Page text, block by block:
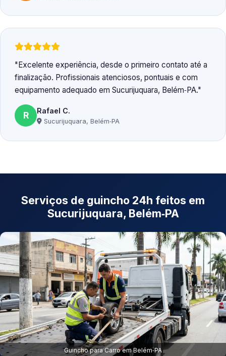
Excelente experiência, desde o primeiro contato até a
finalização. Profissionais atenciosos, pontuais e com
equipamento adequado em Sucurijuquara, Belém‑PA.
R Rafael C.
Sucurijuquara, Belém‑PA
Serviços de guincho 24h feitos em
Sucurijuquara, Belém‑PA
Guincho para Carro em Belém‑PA